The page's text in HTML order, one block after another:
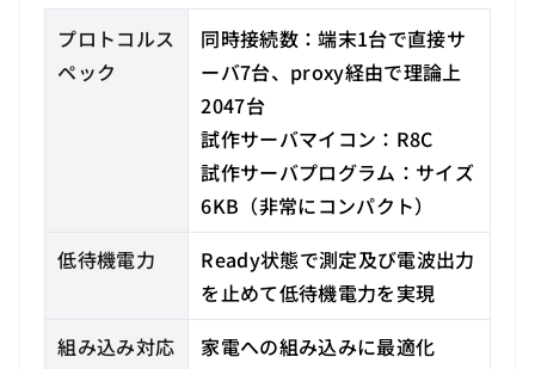
プロトコルス
ペック
同時接続数：端末1台で直接サ
ーバ7台、proxy経由で理論上
2047台
試作サーバマイコン：R8C
試作サーバプログラム：サイズ
6KB（非常にコンパクト）
低待機電力
Ready状態で測定及び電波出力
を止めて低待機電力を実現
組み込み対応
家電への組み込みに最適化